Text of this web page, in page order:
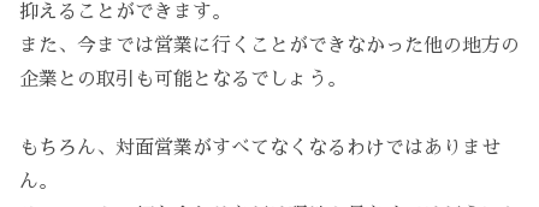
抑えることができます。
また、今までは営業に行くことができなかった他の地方の
企業との取引も可能となるでしょう。
もちろん、対面営業がすべてなくなるわけではありませ
ん。